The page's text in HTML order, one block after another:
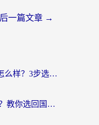
后一篇文章 →
海外党必看：Astrill VPN怎么样？3步选对回国加速器实现无缝刷剧玩游戏
海外追剧卡顿、游戏延迟？教你选回国加速器，附免费加速器试用一小时福利